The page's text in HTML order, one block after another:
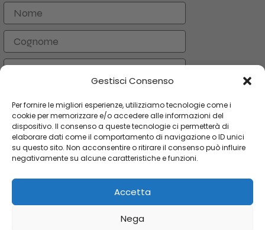
Gestisci Consenso
Per fornire le migliori esperienze, utilizziamo tecnologie come i
cookie per memorizzare e/o accedere alle informazioni del
dispositivo. Il consenso a queste tecnologie ci permetterà di
elaborare dati come il comportamento di navigazione o ID unici
su questo sito. Non acconsentire o ritirare il consenso può influire
negativamente su alcune caratteristiche e funzioni.
Accetta
Nega
Nome
Cognome
Email
ISCRIVITI
CATEGORIE
Copyright 2024 Orologi & Bijoux. Tutti i diritti riservati